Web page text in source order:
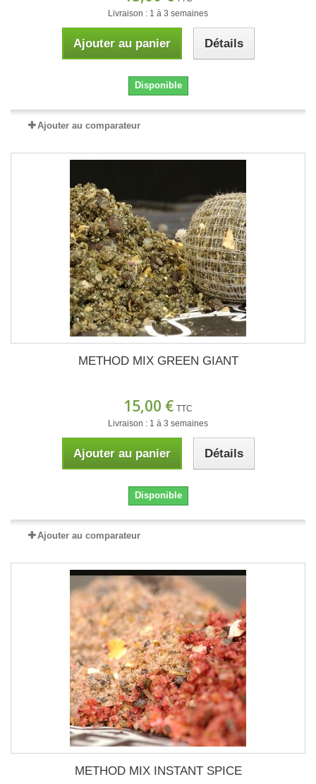
Livraison : 1 à 3 semaines
Ajouter au panier Détails
Disponible
Ajouter au comparateur
METHOD MIX GREEN GIANT
15,00 € TTC
Livraison : 1 à 3 semaines
Ajouter au panier Détails
Disponible
Ajouter au comparateur
METHOD MIX INSTANT SPICE